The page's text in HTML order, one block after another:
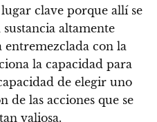
clave porque allí se
altamente
entremezclada con la
la capacidad para
de elegir uno
de las acciones que se
valiosa.